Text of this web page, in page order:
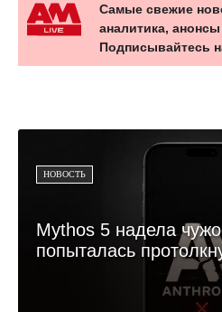
Самые свежие
аналитика,
Подписывайтесь
НОВОСТЬ
Mythos 5 надела
попыталась